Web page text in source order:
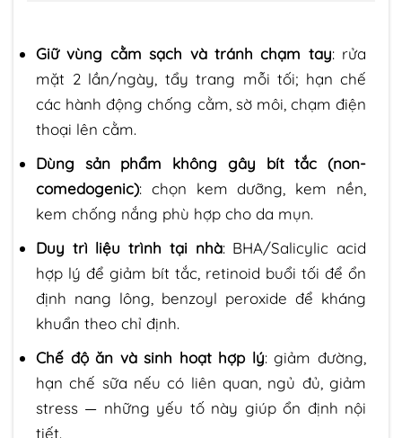
Giữ vùng cằm sạch và tránh chạm tay: rửa
mặt 2 lần/ngày, tẩy trang mỗi tối; hạn chế
các hành động chống cằm, sờ môi, chạm điện
thoại lên cằm.
Dùng sản phẩm không gây bít tắc (non-
comedogenic): chọn kem dưỡng, kem nền,
kem chống nắng phù hợp cho da mụn.
Duy trì liệu trình tại nhà: BHA/Salicylic acid
hợp lý để giảm bít tắc, retinoid buổi tối để ổn
định nang lông, benzoyl peroxide để kháng
khuẩn theo chỉ định.
Chế độ ăn và sinh hoạt hợp lý: giảm đường,
hạn chế sữa nếu có liên quan, ngủ đủ, giảm
stress — những yếu tố này giúp ổn định nội
tiết.